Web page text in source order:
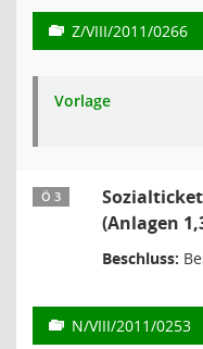
Z/VIII/2011/0266
Vorlage
Ö 3
(Anlagen
Beschluss:
N/VIII/2011/0253